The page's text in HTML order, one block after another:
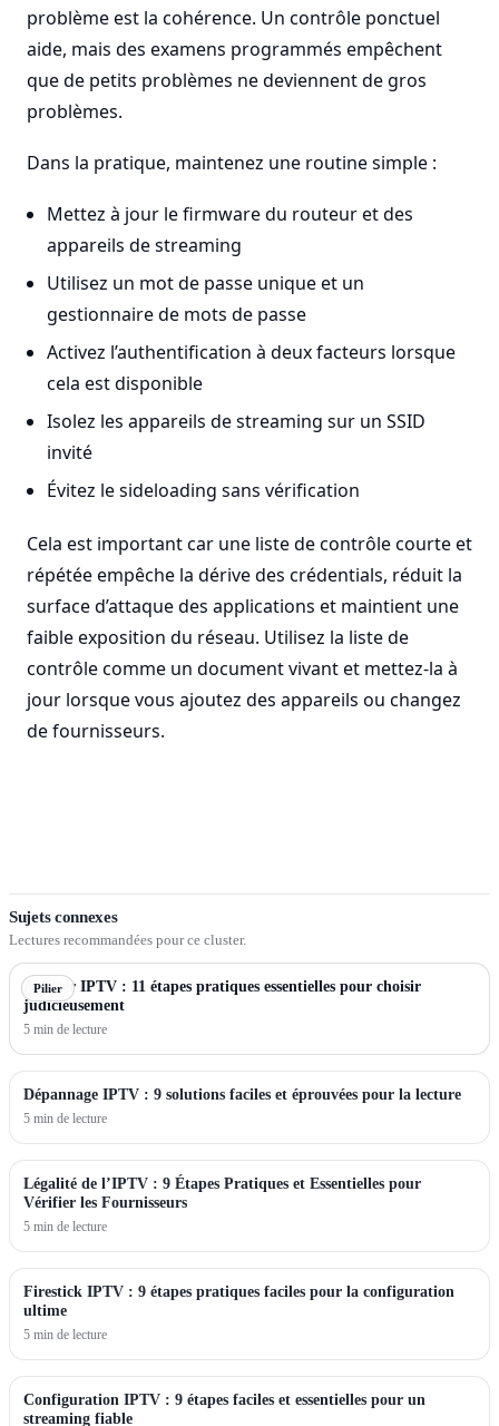
problème est la cohérence. Un contrôle ponctuel
aide, mais des examens programmés empêchent
que de petits problèmes ne deviennent de gros
problèmes.
Dans la pratique, maintenez une routine simple :
Mettez à jour le firmware du routeur et des
appareils de streaming
Utilisez un mot de passe unique et un
gestionnaire de mots de passe
Activez l’authentification à deux facteurs lorsque
cela est disponible
Isolez les appareils de streaming sur un SSID
invité
Évitez le sideloading sans vérification
Cela est important car une liste de contrôle courte et
répétée empêche la dérive des crédentials, réduit la
surface d’attaque des applications et maintient une
faible exposition du réseau. Utilisez la liste de
contrôle comme un document vivant et mettez-la à
jour lorsque vous ajoutez des appareils ou changez
de fournisseurs.
Sujets connexes
Lectures recommandées pour ce cluster.
Pilier
Acheter IPTV : 11 étapes pratiques essentielles pour choisir
judicieusement
5 min de lecture
Dépannage IPTV : 9 solutions faciles et éprouvées pour la lecture
5 min de lecture
Légalité de l’IPTV : 9 Étapes Pratiques et Essentielles pour
Vérifier les Fournisseurs
5 min de lecture
Firestick IPTV : 9 étapes pratiques faciles pour la configuration
ultime
5 min de lecture
Configuration IPTV : 9 étapes faciles et essentielles pour un
streaming fiable